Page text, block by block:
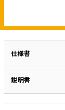
仕様書
説明書